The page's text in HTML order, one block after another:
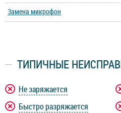
Замена микрофон
ТИПИЧНЫЕ
Не заряжается
Быстро разряжается